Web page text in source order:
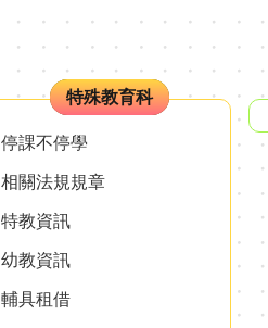
特殊教育科
停課不停學
相關法規規章
特教資訊
幼教資訊
輔具租借